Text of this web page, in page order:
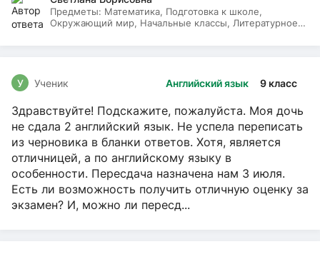
Предметы: Математика, Подготовка к школе,
Окружающий мир, Начальные классы, Литературное
Английский язык 9 класс
У Ученик
Здравствуйте! Подскажите, пожалуйста. Моя дочь
не сдала 2 английский язык. Не успела переписать
из черновика в бланки ответов. Хотя, является
отличницей, а по английскому языку в
особенности. Пересдача назначена нам 3 июля.
Есть ли возможность получить отличную оценку за
экзамен? И, можно ли пересд...